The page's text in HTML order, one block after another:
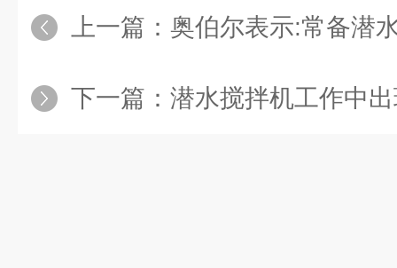
上一篇： 奥伯尔表示:常备潜水搅
下一篇： 潜水搅拌机工作中出现跳闸